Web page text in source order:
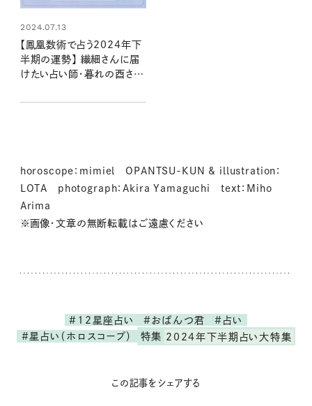
2024.07.13
【鳳凰数術で占う2024年下
半期の運勢】 繊細さんに届
けたい占い師・暮れの酉さん
horoscope：mimiel OPANTSU-KUN & illustration：
LOTA photograph：Akira Yamaguchi text：Miho
Arima
※画像・文章の無断転載はご遠慮ください
#12星座占い #おぱんつ君
#占い
#星占い（ホロスコープ）
特集 2024年下半期占い大特集
この記事をシェアする